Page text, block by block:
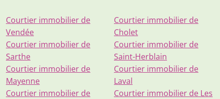
Courtier immobilier de
Vendée
Courtier immobilier de
Sarthe
Courtier immobilier de
Mayenne
Courtier immobilier de
Courtier immobilier de
Cholet
Courtier immobilier de
Saint-Herblain
Courtier immobilier de
Laval
Courtier immobilier de Les